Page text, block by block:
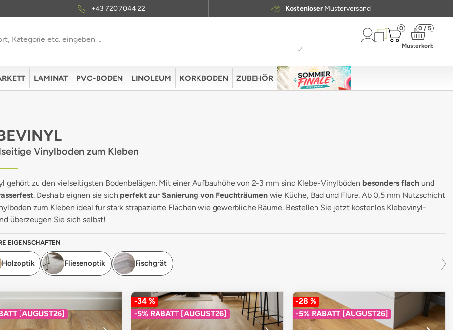
+43 720 7044 22 Kostenloser Musterversand
0 0 / 5
Musterkorb
LAMINAT PVC-BODEN LINOLEUM KORKBODEN ZUBEHÖR
Vinylboden zum Kleben
gehört zu den vielseitigsten Bodenbelägen. Mit einer Aufbauhöhe von 2-3 mm sind Klebe-Vinylböden besonders flach und
. Deshalb eignen sie sich perfekt zur Sanierung von Feuchträumen wie Küche, Bad und Flure. Ab 0,5 mm Nutzschicht
zum Kleben ideal für stark strapazierte Flächen wie gewerbliche Räume. Bestellen Sie jetzt kostenlos Klebevinyl-
überzeugen Sie sich selbst!
EIGENSCHAFTEN
Holzoptik Fliesenoptik Fischgrät
[AUGUST26]
-34 %
-5% RABATT [AUGUST26]
-28 %
-5% RABATT [AUGUST26]